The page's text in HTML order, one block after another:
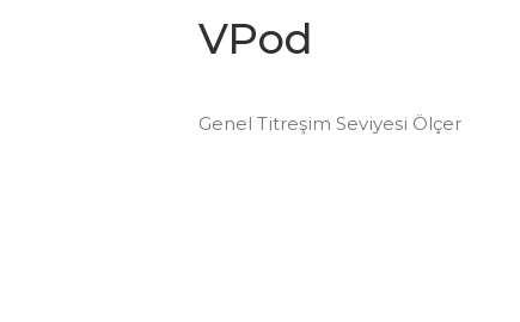
VPod
Genel Titreşim Seviyesi Ölçer